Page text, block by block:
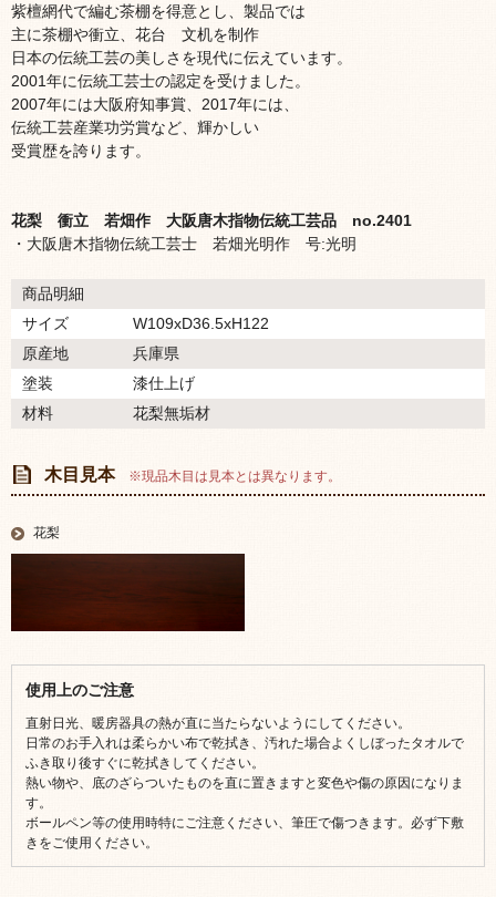
紫檀網代で編む茶棚を得意とし、製品では
主に茶棚や衝立、花台 文机を制作
日本の伝統工芸の美しさを現代に伝えています。
2001年に伝統工芸士の認定を受けました。
2007年には大阪府知事賞、2017年には、
伝統工芸産業功労賞など、輝かしい
受賞歴を誇ります。
花梨 衝立 若畑作 大阪唐木指物伝統工芸品 no.2401
・大阪唐木指物伝統工芸士 若畑光明作 号:光明
商品明細
サイズ
W109xD36.5xH122
原産地
兵庫県
塗装
漆仕上げ
材料
花梨無垢材
木目見本 ※現品木目は見本とは異なります。
花梨
使用上のご注意
直射日光、暖房器具の熱が直に当たらないようにしてください。
日常のお手入れは柔らかい布で乾拭き、汚れた場合よくしぼったタオルで
ふき取り後すぐに乾拭きしてください。
熱い物や、底のざらついたものを直に置きますと変色や傷の原因になりま
す。
ボールペン等の使用時特にご注意ください、筆圧で傷つきます。必ず下敷
きをご使用ください。